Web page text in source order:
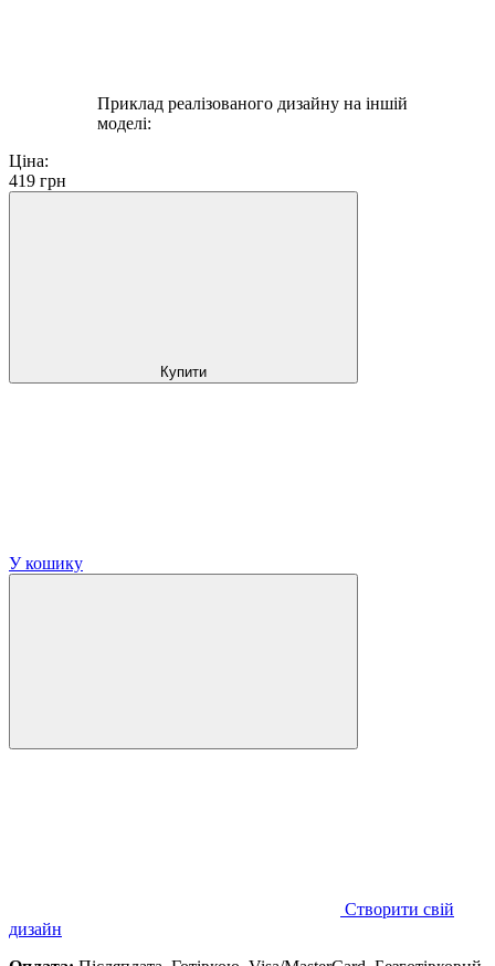
Приклад реалізованого дизайну на іншій
моделі:
Ціна:
419 грн
Купити
У кошику
Створити свій
дизайн